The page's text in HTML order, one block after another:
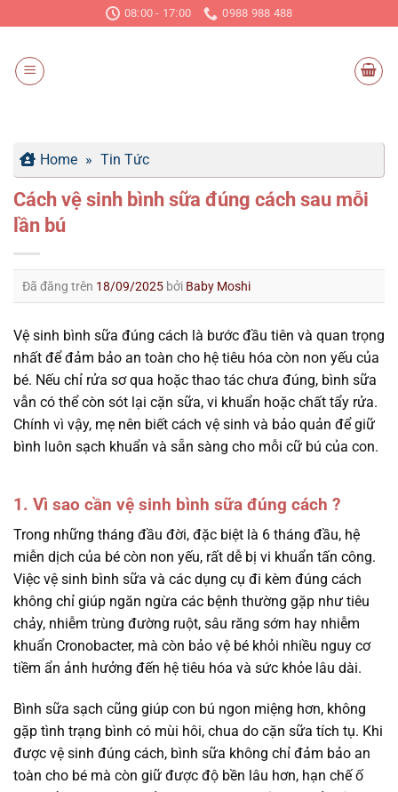
đến
dung
08:00 - 17:00 0988 988 488
Home » Tin Tức
Cách vệ sinh bình sữa đúng cách sau mỗi
lần bú
Đã đăng trên 18/09/2025 bởi Baby Moshi
Vệ sinh bình sữa đúng cách là bước đầu tiên và quan trọng
nhất để đảm bảo an toàn cho hệ tiêu hóa còn non yếu của
bé. Nếu chỉ rửa sơ qua hoặc thao tác chưa đúng, bình sữa
vẫn có thể còn sót lại cặn sữa, vi khuẩn hoặc chất tẩy rửa.
Chính vì vậy, mẹ nên biết cách vệ sinh và bảo quản để giữ
bình luôn sạch khuẩn và sẵn sàng cho mỗi cữ bú của con.
1. Vì sao cần vệ sinh bình sữa đúng cách ?
Trong những tháng đầu đời, đặc biệt là 6 tháng đầu, hệ
miễn dịch của bé còn non yếu, rất dễ bị vi khuẩn tấn công.
Việc vệ sinh bình sữa và các dụng cụ đi kèm đúng cách
không chỉ giúp ngăn ngừa các bệnh thường gặp như tiêu
chảy, nhiễm trùng đường ruột, sâu răng sớm hay nhiễm
khuẩn Cronobacter, mà còn bảo vệ bé khỏi nhiều nguy cơ
tiềm ẩn ảnh hưởng đến hệ tiêu hóa và sức khỏe lâu dài.
Bình sữa sạch cũng giúp con bú ngon miệng hơn, không
gặp tình trạng bình có mùi hôi, chua do cặn sữa tích tụ. Khi
được vệ sinh đúng cách, bình sữa không chỉ đảm bảo an
toàn cho bé mà còn giữ được độ bền lâu hơn, hạn chế ố